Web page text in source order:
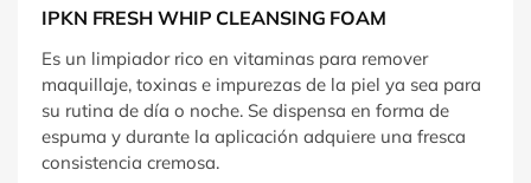
IPKN FRESH WHIP CLEANSING FOAM
Es un limpiador rico en vitaminas para remover
maquillaje, toxinas e impurezas de la piel ya sea para
su rutina de día o noche. Se dispensa en forma de
espuma y durante la aplicación adquiere una fresca
consistencia cremosa.